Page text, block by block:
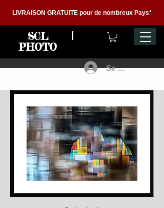
LIVRAISON GRATUITE pour de nombreux Pays*
SCL
PHOTO
Se connecter